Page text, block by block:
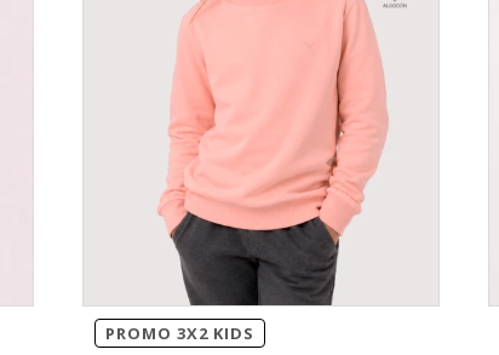
PROMO 3X2 KIDS